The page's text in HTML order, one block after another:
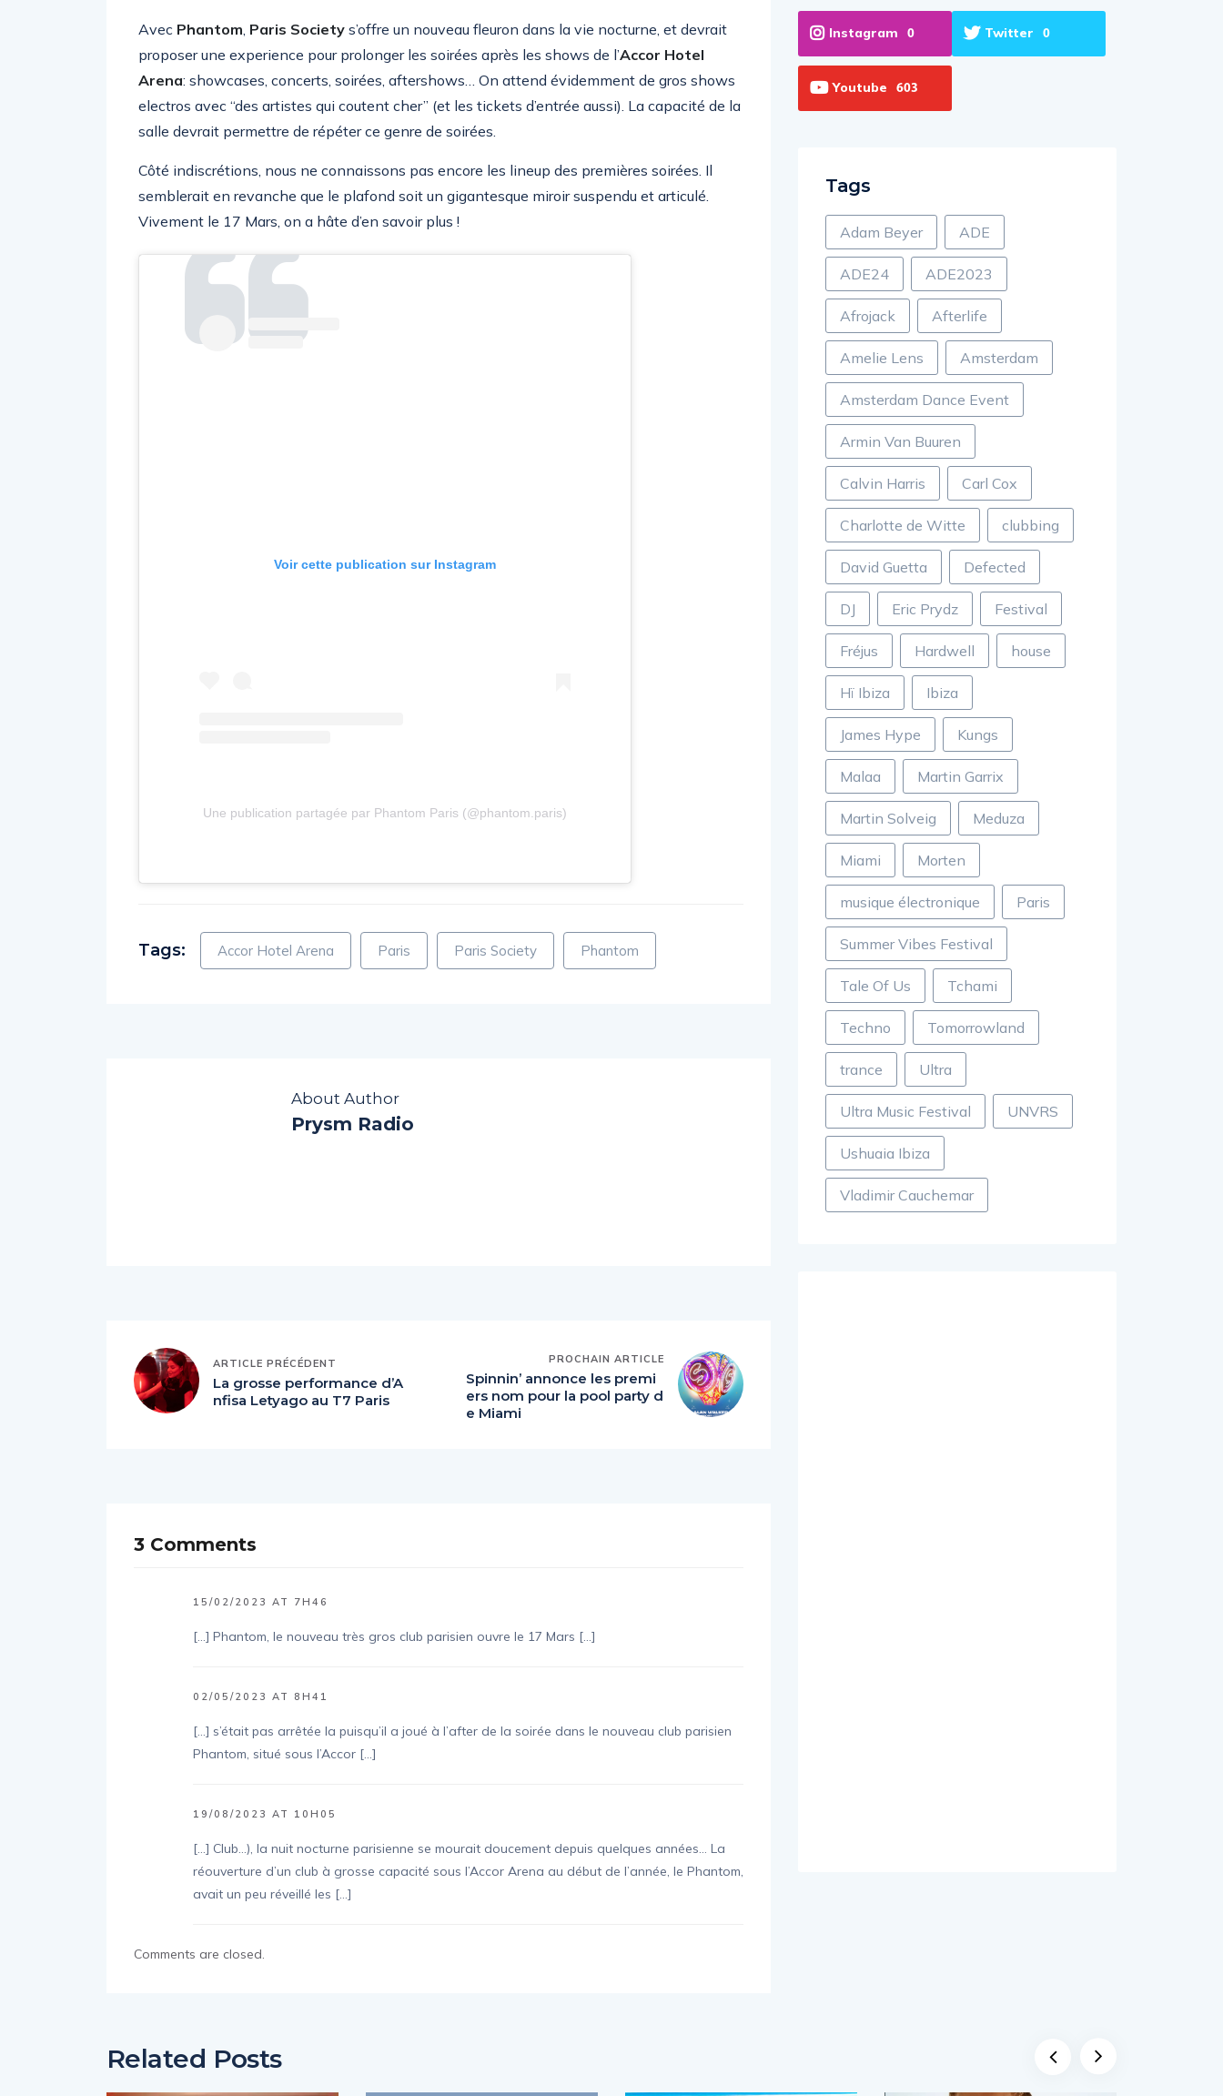
Avec Phantom, Paris Society s’offre un nouveau fleuron dans la vie nocturne, et devrait
proposer une experience pour prolonger les soirées après les shows de l’Accor Hotel
Arena: showcases, concerts, soirées, aftershows… On attend évidemment de gros shows
electros avec “des artistes qui coutent cher” (et les tickets d’entrée aussi). La capacité de la
salle devrait permettre de répéter ce genre de soirées.
Côté indiscrétions, nous ne connaissons pas encore les lineup des premières soirées. Il
semblerait en revanche que le plafond soit un gigantesque miroir suspendu et articulé.
Vivement le 17 Mars, on a hâte d’en savoir plus !
Voir cette publication sur Instagram
Une publication partagée par Phantom Paris (@phantom.paris)
Tags: Accor Hotel Arena Paris Paris Society Phantom
About Author
Prysm Radio
ARTICLE PRÉCÉDENT
La grosse performance d’A
nfisa Letyago au T7 Paris
PROCHAIN ARTICLE
Spinnin’ annonce les premi
ers nom pour la pool party d
e Miami
3 Comments
15/02/2023 AT 7H46
[…] Phantom, le nouveau très gros club parisien ouvre le 17 Mars […]
02/05/2023 AT 8H41
[…] s’était pas arrêtée la puisqu’il a joué à l’after de la soirée dans le nouveau club parisien
Phantom, situé sous l’Accor […]
19/08/2023 AT 10H05
[…] Club…), la nuit nocturne parisienne se mourait doucement depuis quelques années… La
réouverture d’un club à grosse capacité sous l’Accor Arena au début de l’année, le Phantom,
avait un peu réveillé les […]
Comments are closed.
Instagram 0 Twitter 0
Youtube 603
Tags
Adam Beyer ADE
ADE24 ADE2023
Afrojack Afterlife
Amelie Lens Amsterdam
Amsterdam Dance Event
Armin Van Buuren
Calvin Harris Carl Cox
Charlotte de Witte clubbing
David Guetta Defected
DJ Eric Prydz Festival
Fréjus Hardwell house
Hï Ibiza Ibiza
James Hype Kungs
Malaa Martin Garrix
Martin Solveig Meduza
Miami Morten
musique électronique Paris
Summer Vibes Festival
Tale Of Us Tchami
Techno Tomorrowland
trance Ultra
Ultra Music Festival UNVRS
Ushuaia Ibiza
Vladimir Cauchemar
Related Posts